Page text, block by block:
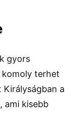
gyors
komoly terhet
a
ami kisebb